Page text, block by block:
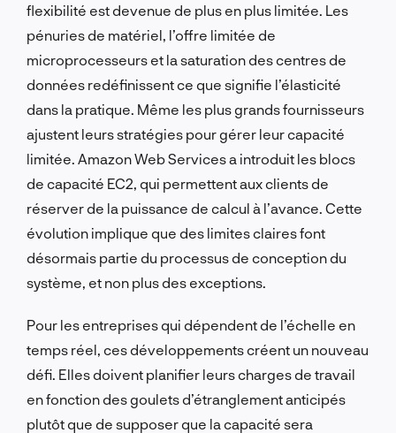
flexibilité est devenue de plus en plus limitée. Les
pénuries de matériel, l’offre limitée de
microprocesseurs et la saturation des centres de
données redéfinissent ce que signifie l’élasticité
dans la pratique. Même les plus grands fournisseurs
ajustent leurs stratégies pour gérer leur capacité
limitée. Amazon Web Services a introduit les blocs
de capacité EC2, qui permettent aux clients de
réserver de la puissance de calcul à l’avance. Cette
évolution implique que des limites claires font
désormais partie du processus de conception du
système, et non plus des exceptions.
Pour les entreprises qui dépendent de l’échelle en
temps réel, ces développements créent un nouveau
défi. Elles doivent planifier leurs charges de travail
en fonction des goulets d’étranglement anticipés
plutôt que de supposer que la capacité sera